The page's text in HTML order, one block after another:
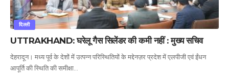
दिल्ली
UTTRAKHAND: घरेलू गैस सिलेंडर की कमी नहीं : मुख्य सचिव
देहरादून। मध्य पूर्व के देशों में उत्पन्न परिस्थितियों के मद्देनज़र प्रदेश में एलपीजी एवं ईंधन
आपूर्ति की स्थिति की समीक्षा…